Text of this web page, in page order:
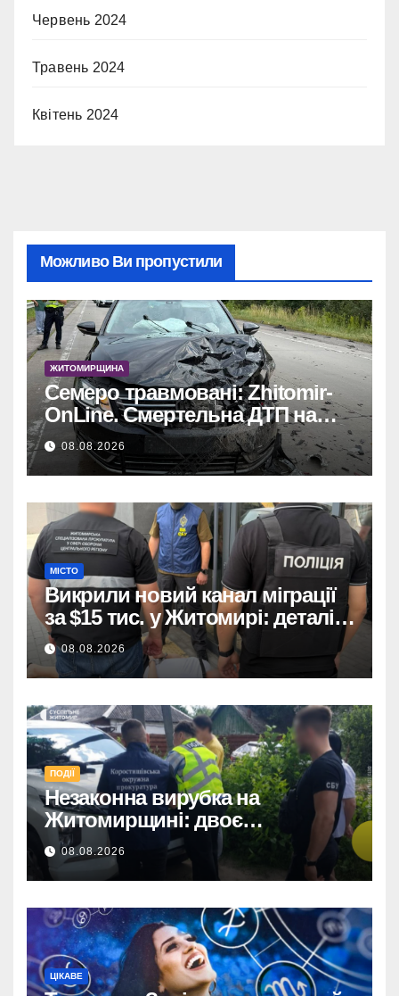
Червень 2024
Травень 2024
Квітень 2024
Можливо Ви пропустили
ЖИТОМИРЩИНА
Семеро травмовані: Zhitomir-
OnLine. Смертельна ДТП на
трасі, деталі аварії.
08.08.2026
МІСТО
Викрили новий канал міграції
за $15 тис. у Житомирі: деталі
розслідування
08.08.2026
ПОДІЇ
Незаконна вирубка на
Житомирщині: двоє
підозрюваних завдали збитків
на 34+ млн грн.
08.08.2026
ЦІКАВЕ